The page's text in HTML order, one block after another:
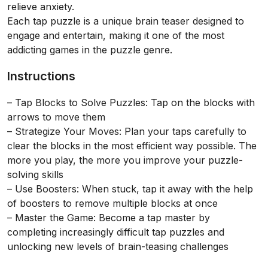
relieve anxiety.
Each tap puzzle is a unique brain teaser designed to
engage and entertain, making it one of the most
addicting games in the puzzle genre.
Instructions
– Tap Blocks to Solve Puzzles: Tap on the blocks with
arrows to move them
– Strategize Your Moves: Plan your taps carefully to
clear the blocks in the most efficient way possible. The
more you play, the more you improve your puzzle-
solving skills
– Use Boosters: When stuck, tap it away with the help
of boosters to remove multiple blocks at once
– Master the Game: Become a tap master by
completing increasingly difficult tap puzzles and
unlocking new levels of brain-teasing challenges